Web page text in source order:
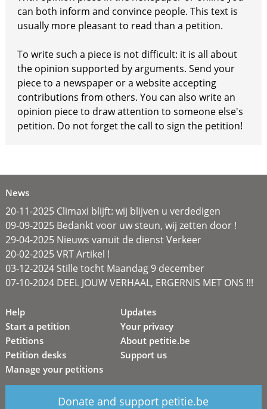
can both inform and convince people. This text is
usually more pleasant to read than a petition.
To write such a piece is not difficult: it is all about
the opinion supported by arguments. Send your
piece to a newspaper or a website accepting
contributions from others. You can also write an
opinion piece to draw attention to someone else's
petition. Do not forget the call to sign the petition!
News
20-11-2025 Climaxi blijft: wij blijven u verdedigen
09-09-2025 Bedankt voor uw steun, wij zetten door !
29-04-2025 Nieuws vanuit de dienst Verkeer
20-02-2025 VRT Artikel !
03-12-2024 Stille tocht Maandag 9 december
07-10-2024 DEEL JOUW VERHAAL, ERGERNIS MET ONS !!!
Help
Start a petition
Petitions
Petition desks
Manage your petitions
Updates
Your privacy
About petitie.be
Support us
Donate and support petitie.be